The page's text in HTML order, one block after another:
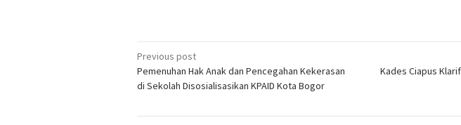
Post
navigation
Previous post
Pemenuhan Hak Anak dan Pencegahan Kekerasan
di Sekolah Disosialisasikan KPAID Kota Bogor
Kades Ciapus